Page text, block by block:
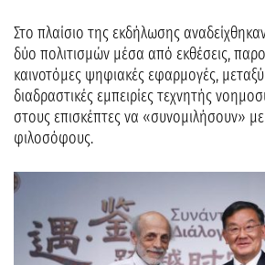
Στο πλαίσιο της εκδήλωσης
δύο πολιτισμών μέσα από εκθέσεις,
καινοτόμες ψηφιακές εφαρμογές,
διαδραστικές εμπειρίες τεχνητής
στους επισκέπτες να «συνομιλήσουν»
φιλοσόφους.